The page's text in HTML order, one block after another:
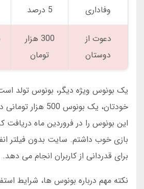
وفاداری 5 درصد
دعوت از
دوستان
300 هزار
تومان
یک بونوس ویژه دیگر، بونوس تولد
خودتان، یک بونوس
این بونوس را در فروردین ماه دریافت
بازی خوب داشتم. سایت بدون فیلتر
برای قدردانی از کاربران انجام می دهد.
نکته مهم درباره بونوس ها، شرایط